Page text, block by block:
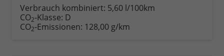
Verbrauch kombiniert: 5,60 l/100km
CO2-Klasse: D
CO2-Emissionen: 128,00 g/km